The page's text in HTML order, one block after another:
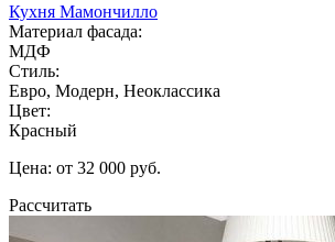
Кухня Мамончилло
Материал фасада:
МДФ
Стиль:
Евро, Модерн, Неоклассика
Цвет:
Красный
Цена: от 32 000 руб.
Рассчитать